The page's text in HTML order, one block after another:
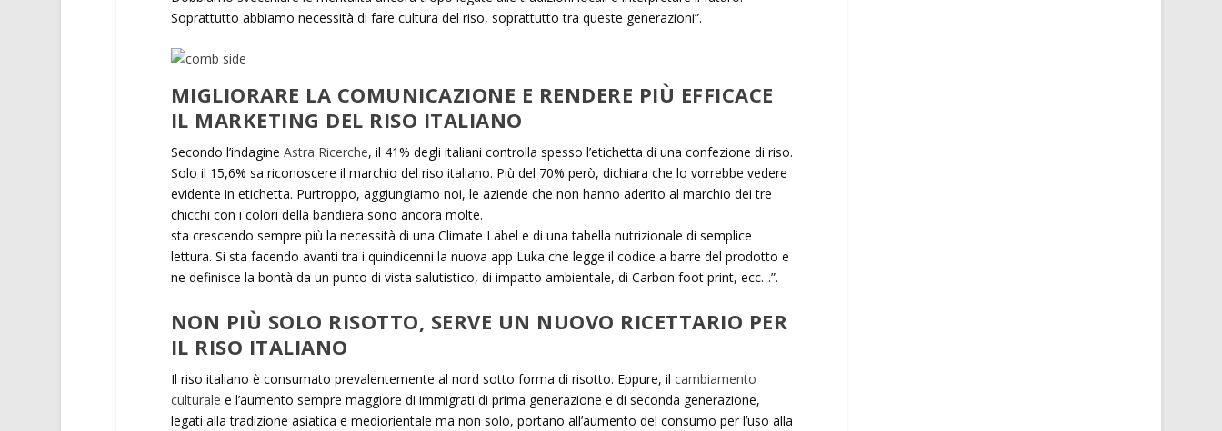
Soprattutto abbiamo necessità di fare cultura del riso, soprattutto tra queste generazioni”.
MIGLIORARE LA COMUNICAZIONE E RENDERE PIÙ EFFICACE
IL MARKETING DEL RISO ITALIANO
Secondo l’indagine Astra Ricerche, il 41% degli italiani controlla spesso l’etichetta di una confezione di riso.
Solo il 15,6% sa riconoscere il marchio del riso italiano. Più del 70% però, dichiara che lo vorrebbe vedere
evidente in etichetta. Purtroppo, aggiungiamo noi, le aziende che non hanno aderito al marchio dei tre
chicchi con i colori della bandiera sono ancora molte.
sta crescendo sempre più la necessità di una Climate Label e di una tabella nutrizionale di semplice
lettura. Si sta facendo avanti tra i quindicenni la nuova app Luka che legge il codice a barre del prodotto e
ne definisce la bontà da un punto di vista salutistico, di impatto ambientale, di Carbon foot print, ecc…”.
NON PIÙ SOLO RISOTTO, SERVE UN NUOVO RICETTARIO PER
IL RISO ITALIANO
Il riso italiano è consumato prevalentemente al nord sotto forma di risotto. Eppure, il cambiamento
culturale e l’aumento sempre maggiore di immigrati di prima generazione e di seconda generazione,
legati alla tradizione asiatica e mediorientale ma non solo, portano all’aumento del consumo per l’uso alla